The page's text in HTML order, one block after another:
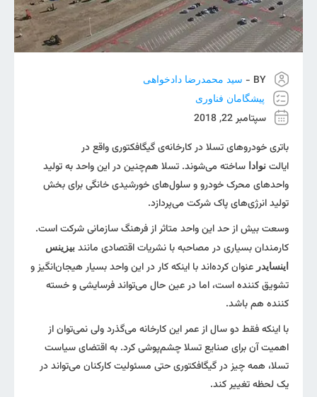
BY -
سید محمدرضا دادخواهی
پیشگامان فناوری
سپتامبر 22, 2018
باتری خودرو‌های تسلا در کارخانه‌ی گیگافکتوری واقع در
ایالت نوادا ساخته می‌شوند. تسلا هم‌چنین در این واحد به تولید
واحد‌های محرک خودرو و سلول‌های خورشیدی خانگی برای بخش
تولید انرژی‌های پاک شرکت می‌پردازد.
وسعت بیش از حد این واحد متاثر از فرهنگ سازمانی شرکت است.
کارمندان بسیاری در مصاحبه با نشریات اقتصادی مانند بیزینس
اینسایدر عنوان کرده‌اند با اینکه کار در این واحد بسیار هیجان‌انگیز و
تشویق کننده است، اما در عین حال می‌‌تواند فرسایشی و خسته
کننده هم باشد.
با اینکه فقط دو سال از عمر این کارخانه می‌گذرد ولی نمی‌توان از
اهمیت آن برای صنایع تسلا چشم‌پوشی کرد. به اقتضای سیاست
تسلا، همه چیز در گیگافکتوری حتی مسئولیت کارکنان می‌‌تواند در
یک لحظه تغییر کند.